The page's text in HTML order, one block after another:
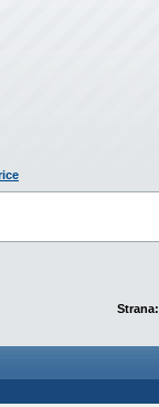
Strana: